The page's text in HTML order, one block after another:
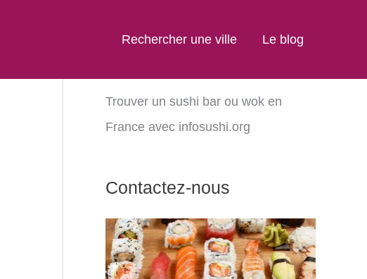
Rechercher une ville Le blog
Trouver un sushi bar ou wok en
France avec infosushi.org
Contactez-nous